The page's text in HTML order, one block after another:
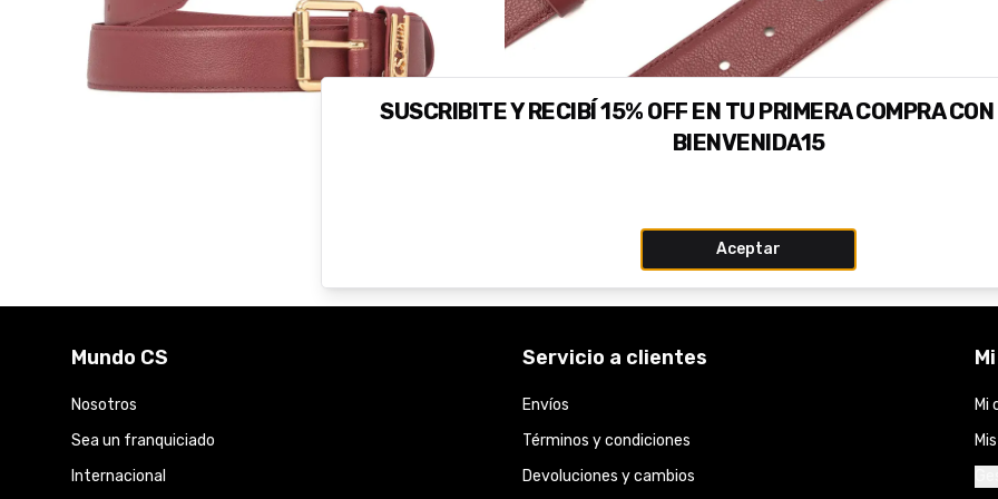
Mundo CS
Nosotros
Sea un franquiciado
Internacional
Servicio a clientes
Envíos
Términos y condiciones
Devoluciones y cambios
Mi
SUSCRIBITE Y RECIBÍ 15% OFF EN TU PRIMERA COMPRA
BIENVENIDA15
Aceptar